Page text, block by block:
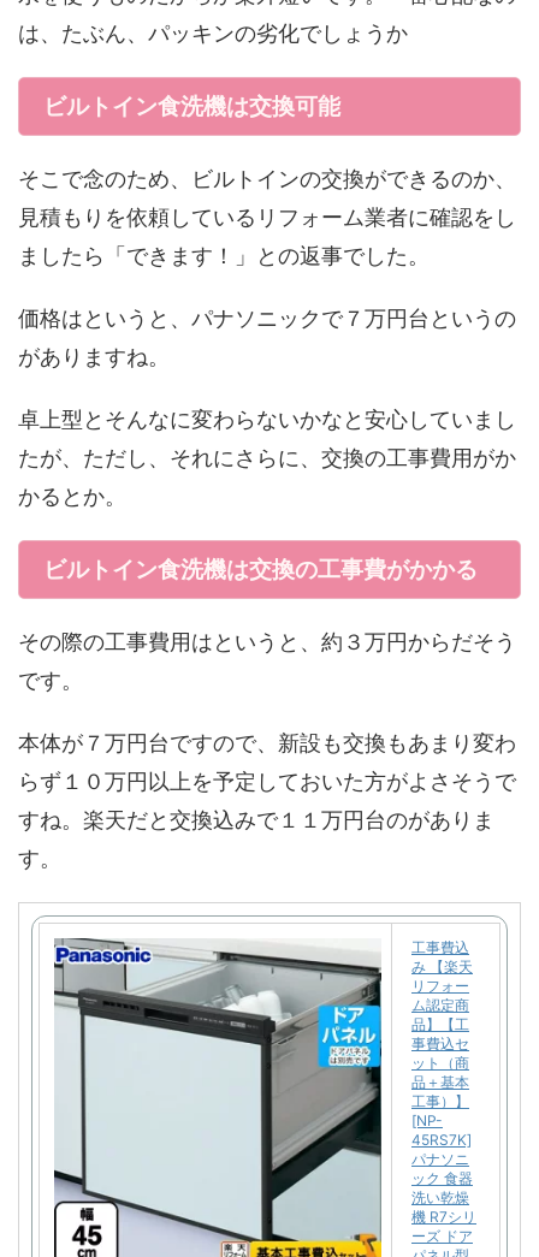
は、たぶん、パッキンの劣化でしょうか
ビルトイン食洗機は交換可能
そこで念のため、ビルトインの交換ができるのか、
見積もりを依頼しているリフォーム業者に確認をし
ましたら「できます！」との返事でした。
価格はというと、パナソニックで７万円台というの
がありますね。
卓上型とそんなに変わらないかなと安心していまし
たが、ただし、それにさらに、交換の工事費用がか
かるとか。
ビルトイン食洗機は交換の工事費がかかる
その際の工事費用はというと、約３万円からだそう
です。
本体が７万円台ですので、新設も交換もあまり変わ
らず１０万円以上を予定しておいた方がよさそうで
すね。楽天だと交換込みで１１万円台のがありま
す。
工事費込
み 【楽天
リフォー
ム認定商
品】【工
事費込セ
ット（商
品＋基本
工事）】
[NP-
45RS7K]
パナソニ
ック 食器
洗い乾燥
機 R7シリ
ーズ ドア